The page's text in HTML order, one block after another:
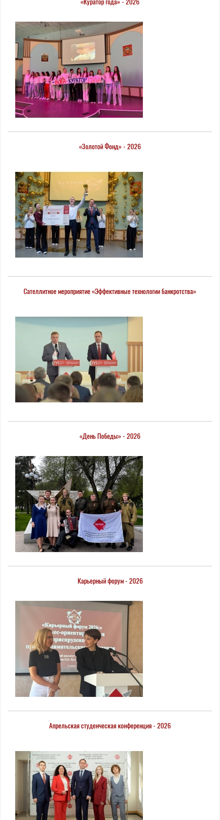
«Золотой Фонд» - 2026
Сателлитное мероприятие «Эффективные технологии банкротства»
«День Победы» - 2026
Карьерный форум - 2026
Апрельская студенческая конференция - 2026